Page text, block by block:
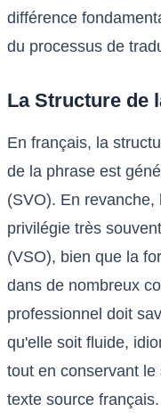
différence
du processus de
La Structure de
En français, la
de la phrase est
(SVO). En
privilégie très
(VSO), bien que la
dans de nombreux
professionnel doit
qu'elle soit fluide,
tout en conservant
texte source français.